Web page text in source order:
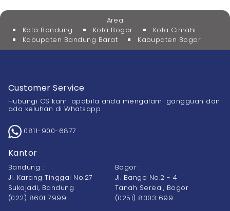
Area
Kota Bandung
Kota Bogor
Kota Cimahi
Kabupaten Bandung Barat
Kabupaten Bogor
Customer Service
Hubungi CS kami apabila anda mengalami gangguan dan
ada keluhan di Whatsapp
0811-900-6877
Kantor
Bandung :
Jl. Karang Tinggal No.27
Sukajadi, Bandung
(022) 8601 7999
Bogor :
Jl. Bango No.2 - 4
Tanah Sereal, Bogor
(0251) 8303 699